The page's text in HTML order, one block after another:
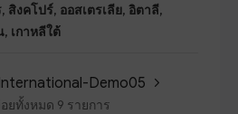
งคโปร์, ออสเตรเลีย, อิตาลี,
, เกาหลีใต้
Demo05
ยทั้งหมด 9 รายการ